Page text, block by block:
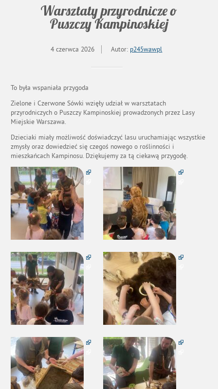
Warsztaty przyrodnicze o
Puszczy Kampinoskiej
4 czerwca 2026 Autor: p245wawpl
To była wspaniała przygoda
Zielone i Czerwone Sówki wzięły udział w warsztatach
przyrodniczych o Puszczy Kampinoskiej prowadzonych przez Lasy
Miejskie Warszawa.
Dzieciaki miały możliwość doświadczyć lasu uruchamiając wszystkie
zmysły oraz dowiedzieć się czegoś nowego o roślinności i
mieszkańcach Kampinosu. Dziękujemy za tą ciekawą przygodę.